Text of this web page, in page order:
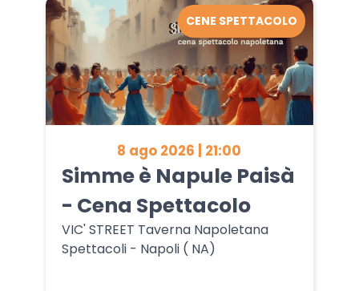
8 ago 2026 | 21:00
Simme è Napule Paisà
- Cena Spettacolo
VIC' STREET Taverna Napoletana
Spettacoli - Napoli ( NA)
CENE SPETTACOLO